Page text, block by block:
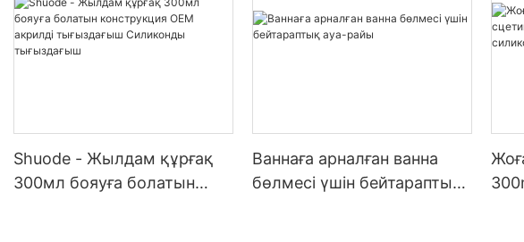
Shuode - Жылдам құрғақ
300мл бояуға болатын
Ваннаға арналған ванна
бөлмесі үшін бейтараптық